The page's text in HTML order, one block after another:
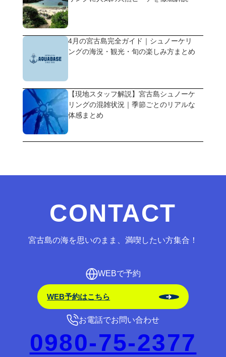
4月の宮古島完全ガイド｜シュノーケリ
ングの海況・観光・旬の楽しみ方まとめ
【現地スタッフ解説】宮古島シュノーケ
リングの混雑状況｜季節ごとのリアルな
体感まとめ
CONTACT
宮古島の海を思いのまま、満喫したい方集合！
WEBで予約
WEB予約はこちら
お電話でお問い合わせ
0980-75-2377